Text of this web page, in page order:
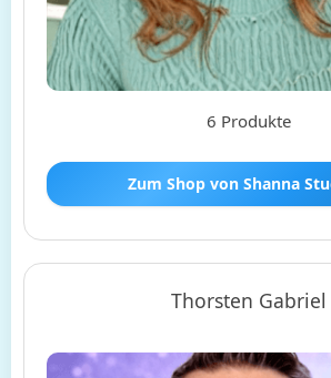
6 Produkte
Zum Shop von Shanna
Thorsten Gabriel